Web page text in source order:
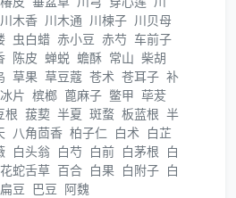
川木香 川木通 川楝子 川贝母
虫白蜡 赤小豆 赤芍 车前子
陈皮 蝉蜕 蟾酥 常山 柴胡
草果 草豆蔻 苍术 苍耳子 补
冰片 槟榔 蓖麻子 鳖甲 荜茇
根 菝葜 半夏 斑蝥 板蓝根 半
八角茴香 柏子仁 白术 白芷
白头翁 白芍 白前 白茅根 白
蛇舌草 百合 白果 白附子 白
豆 巴豆 阿魏